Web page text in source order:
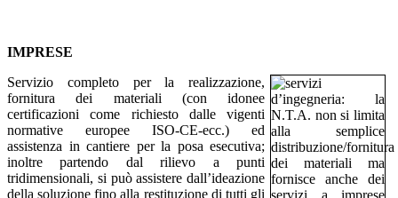
IMPRESE
Servizio completo per la realizzazione,
fornitura dei materiali (con idonee
certificazioni come richiesto dalle vigenti
normative europee ISO-CE-ecc.) ed
assistenza in cantiere per la posa esecutiva;
inoltre partendo dal rilievo a punti
tridimensionali, si può assistere dall’ideazione
della soluzione fino alla restituzione di tutti gli